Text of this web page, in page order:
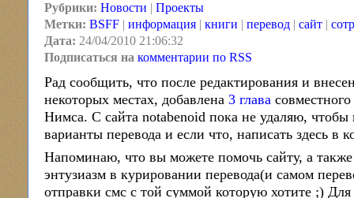
Рубрики: Новости | Проекты
Метки: BSFF | информация | книги | перевод | сайт |
Дата: 24/04/2010 21:06:32
Подписаться на комментарии по RSS
Рад сообщить, что после редактирования и
некоторых местах, добавлена 3 глава
Нимса. С сайта notabenoid пока не удаляю, чтобы
варианты перевода и если что, написать здесь в
Напоминаю, что вы можете помочь сайту, а
энтузиазм в курировании перевода(и самом
отправки смс с той суммой которую хотите ;)